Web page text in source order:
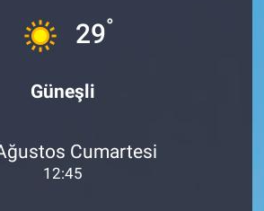
29°
Güneşli
Cumartesi
12:45